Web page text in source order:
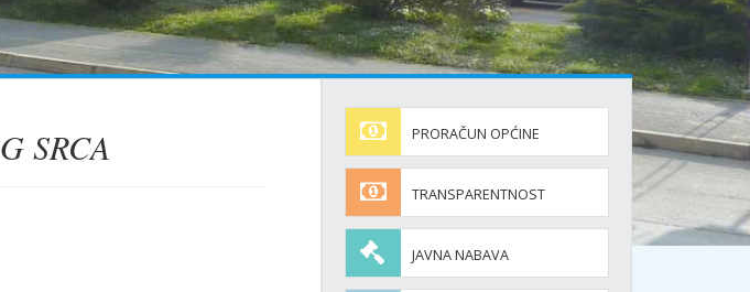
SRCA PRORAČUN OPĆINE
TRANSPARENTNOST
JAVNA NABAVA